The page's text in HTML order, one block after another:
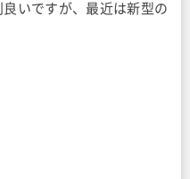
いですが、最近は新型の